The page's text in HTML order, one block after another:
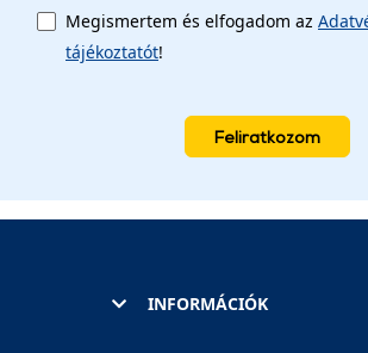
Megismertem és elfogadom az
tájékoztatót!
Feliratkozom
INFORMÁCIÓK